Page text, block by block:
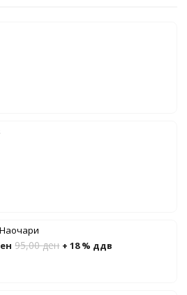
95,00ден + 18 % ддв